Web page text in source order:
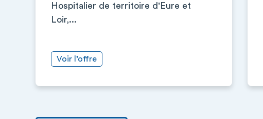
Hospitalier de territoire d'Eure et
Loir,...
Voir l’offre